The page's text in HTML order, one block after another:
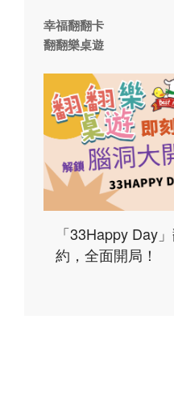
幸福翻翻卡
翻翻樂桌遊
「33Happy Day
約，全面開局！